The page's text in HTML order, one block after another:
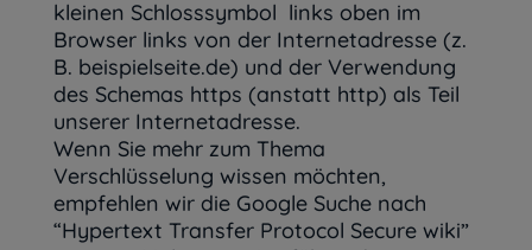
kleinen Schlosssymbol links oben im
Browser links von der Internetadresse (z.
B. beispielseite.de) und der Verwendung
des Schemas https (anstatt http) als Teil
unserer Internetadresse.
Wenn Sie mehr zum Thema
Verschlüsselung wissen möchten,
empfehlen wir die Google Suche nach
“Hypertext Transfer Protocol Secure wiki”